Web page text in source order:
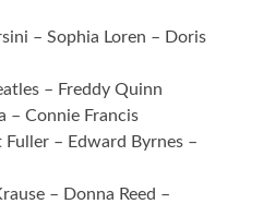
– Sophia Loren – Doris
– Freddy Quinn
– Connie Francis
– Edward Byrnes –
– Donna Reed –